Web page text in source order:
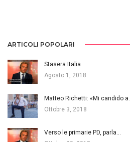
ARTICOLI POPOLARI
Stasera Italia
Agosto 1, 2018
Matteo Richetti: «Mi candido a…
Ottobre 3, 2018
Verso le primarie PD, parla…